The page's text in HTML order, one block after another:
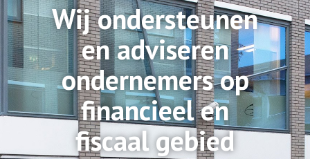
Wij ondersteunen
en adviseren
ondernemers op
financieel en
fiscaal gebied